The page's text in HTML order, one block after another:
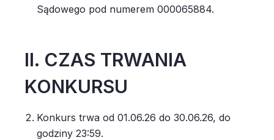
Sądowego pod numerem 000065884.
II. CZAS TRWANIA
KONKURSU
Konkurs trwa od 01.06.26 do 30.06.26, do
godziny 23:59.